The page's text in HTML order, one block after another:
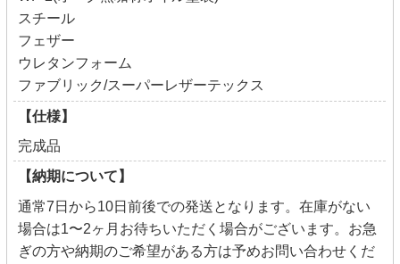
スチール
フェザー
ウレタンフォーム
ファブリック/スーパーレザーテックス
【仕様】
完成品
【納期について】
通常7日から10日前後での発送となります。在庫がない
場合は1〜2ヶ月お待ちいただく場合がございます。お急
ぎの方や納期のご希望がある方は予めお問い合わせくだ